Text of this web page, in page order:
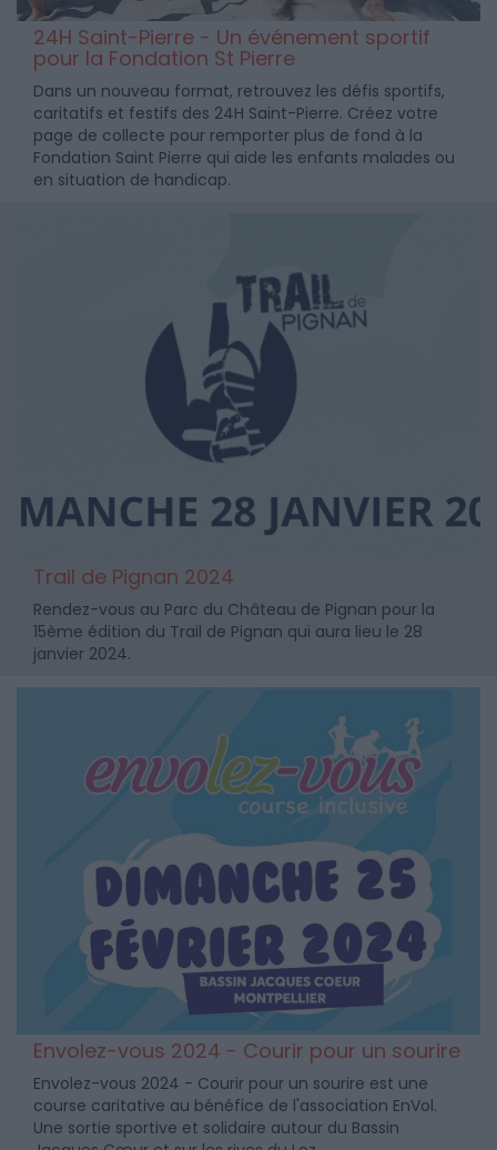
24H Saint-Pierre - Un événement sportif
pour la Fondation St Pierre
Dans un nouveau format, retrouvez les défis sportifs,
caritatifs et festifs des 24H Saint-Pierre. Créez votre
page de collecte pour remporter plus de fond à la
Fondation Saint Pierre qui aide les enfants malades ou
en situation de handicap.
Trail de Pignan 2024
Rendez-vous au Parc du Château de Pignan pour la
15ème édition du Trail de Pignan qui aura lieu le 28
janvier 2024.
Envolez-vous 2024 - Courir pour un sourire
Envolez-vous 2024 - Courir pour un sourire est une
course caritative au bénéfice de l'association EnVol.
Une sortie sportive et solidaire autour du Bassin